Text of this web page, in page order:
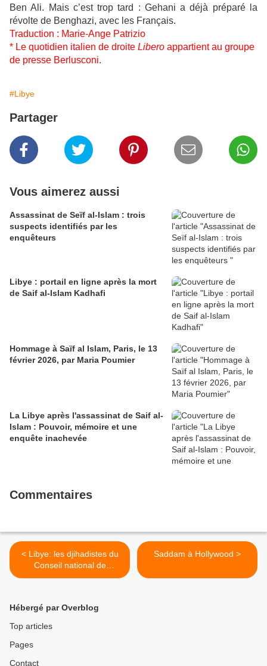
Ben Ali. Mais c’est trop tard : Gehani a déjà préparé la
révolte de Benghazi, avec les Français.
Traduction : Marie-Ange Patrizio
* Le quotidien italien de droite Libero appartient au groupe
de presse Berlusconi.
#Libye
Partager
Vous aimerez aussi
Assassinat de Seïf al-Islam : trois
suspects identifiés par les
enquêteurs
Libye : portail en ligne après la mort
de Saif al-Islam Kadhafi
Hommage à Saïf al Islam, Paris, le 13
février 2026, par Maria Poumier
La Libye après l'assassinat de Saif al-
Islam : Pouvoir, mémoire et une
enquête inachevée
Commentaires
< Libye: les djihadistes du
Conseil national de
transition (CNT)
Saddam à Hollywood >
Hébergé par Overblog
Top articles
Pages
Contact